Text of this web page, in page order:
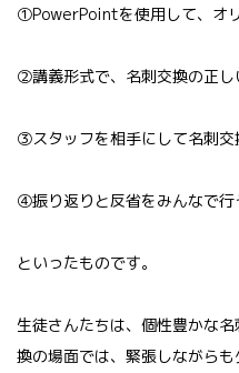
①PowerPointを使用して、オ
②講義形式で、名刺交換の正し
③スタッフを相手にして名刺交
④振り返りと反省をみんなで行
といったものです。
生徒さんたちは、個性豊かな
換の場面では、緊張しながら